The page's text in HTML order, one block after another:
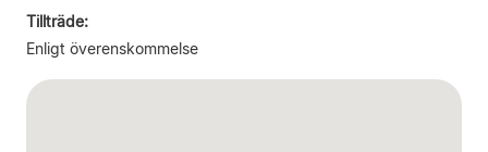
Tillträde:
Enligt överenskommelse